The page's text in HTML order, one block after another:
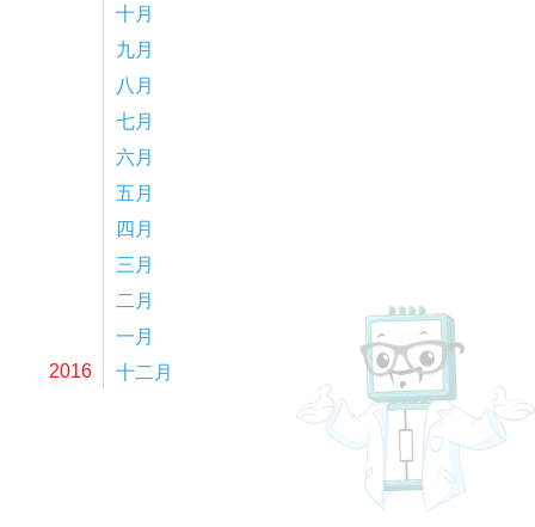
十月
九月
八月
七月
六月
五月
四月
三月
二月
一月
2016 十二月